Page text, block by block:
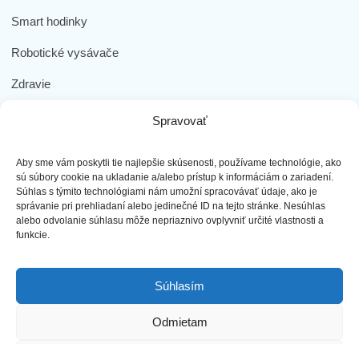
Spravovať
Aby sme vám poskytli tie najlepšie skúsenosti, používame technológie, ako
sú súbory cookie na ukladanie a/alebo prístup k informáciám o zariadení.
Súhlas s týmito technológiami nám umožní spracovávať údaje, ako je
správanie pri prehliadaní alebo jedinečné ID na tejto stránke. Nesúhlas
alebo odvolanie súhlasu môže nepriaznivo ovplyvniť určité vlastnosti a
funkcie.
Súhlasím
Odmietam
Smart hodinky
Robotické vysávače
Zdravie
Dôležité odkazy
Obchodné podmienky
Ochrana osobných údajov
Doprava a platba
Reklamácia tovaru